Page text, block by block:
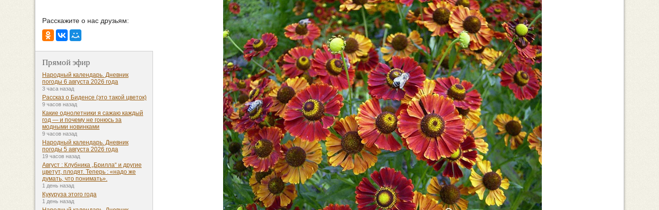
Расскажите о нас друзьям:
Прямой эфир
Народный календарь. Дневник
погоды 6 августа 2026 года
3 часа назад
Рассказ о Биденсе (это такой цветок)
9 часов назад
Какие однолетники я сажаю каждый
год — и почему не гонюсь за
модными новинками
9 часов назад
Народный календарь. Дневник
погоды 5 августа 2026 года
19 часов назад
Август : Клубника „Брилла“ и другие
цветут, плодят. Теперь : «надо же
думать, что понимать».
1 день назад
Кукуруза этого года
1 день назад